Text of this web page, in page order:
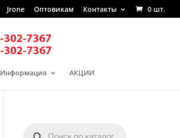
Jrone Оптовикам Контакты 0 шт.
Информация АКЦИИ
товаров